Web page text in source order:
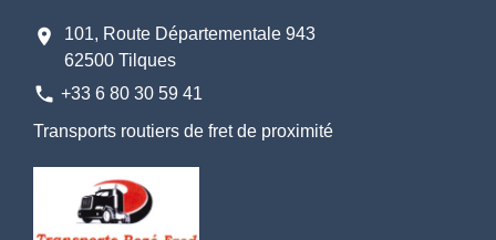
location_on
101, Route Départementale 943
62500 Tilques
phone +33 6 80 30 59 41
Transports routiers de fret de proximité